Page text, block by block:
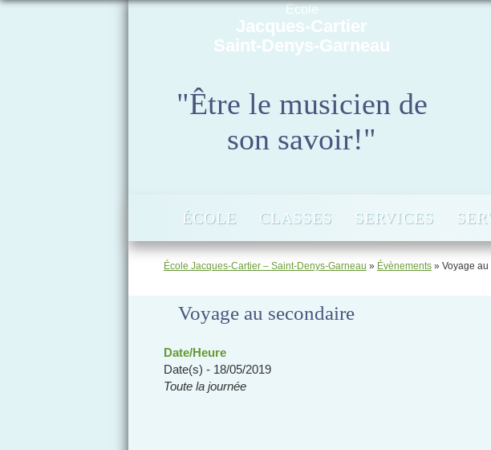
École
Jacques-Cartier
Saint-Denys-Garneau
"Être le musicien de
son savoir!"
ÉCOLE CLASSES SERVICES
École Jacques-Cartier – Saint-Denys-Garneau » Évènements » Voyage
Voyage au secondaire
Date/Heure
Date(s) - 18/05/2019
Toute la journée